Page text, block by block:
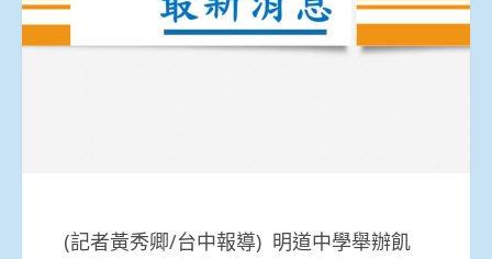
(記者黃秀卿/台中報導) 明道中學舉辦飢